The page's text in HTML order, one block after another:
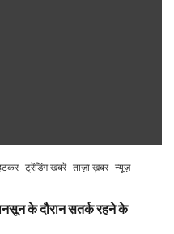
ट्रेंडिंग खबरें ताज़ा ख़बर न्यूज़
के दौरान सतर्क रहने के